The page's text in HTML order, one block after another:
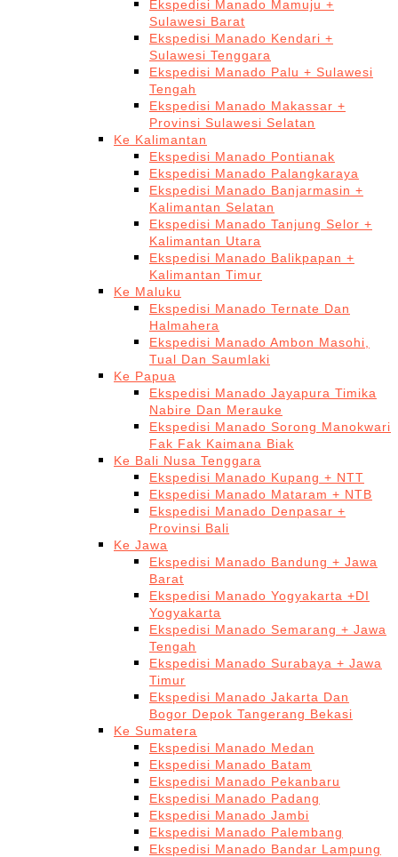
Ekspedisi Manado Mamuju +
Sulawesi Barat
Ekspedisi Manado Kendari +
Sulawesi Tenggara
Ekspedisi Manado Palu + Sulawesi
Tengah
Ekspedisi Manado Makassar +
Provinsi Sulawesi Selatan
Ke Kalimantan
Ekspedisi Manado Pontianak
Ekspedisi Manado Palangkaraya
Ekspedisi Manado Banjarmasin +
Kalimantan Selatan
Ekspedisi Manado Tanjung Selor +
Kalimantan Utara
Ekspedisi Manado Balikpapan +
Kalimantan Timur
Ke Maluku
Ekspedisi Manado Ternate Dan
Halmahera
Ekspedisi Manado Ambon Masohi,
Tual Dan Saumlaki
Ke Papua
Ekspedisi Manado Jayapura Timika
Nabire Dan Merauke
Ekspedisi Manado Sorong Manokwari
Fak Fak Kaimana Biak
Ke Bali Nusa Tenggara
Ekspedisi Manado Kupang + NTT
Ekspedisi Manado Mataram + NTB
Ekspedisi Manado Denpasar +
Provinsi Bali
Ke Jawa
Ekspedisi Manado Bandung + Jawa
Barat
Ekspedisi Manado Yogyakarta +DI
Yogyakarta
Ekspedisi Manado Semarang + Jawa
Tengah
Ekspedisi Manado Surabaya + Jawa
Timur
Ekspedisi Manado Jakarta Dan
Bogor Depok Tangerang Bekasi
Ke Sumatera
Ekspedisi Manado Medan
Ekspedisi Manado Batam
Ekspedisi Manado Pekanbaru
Ekspedisi Manado Padang
Ekspedisi Manado Jambi
Ekspedisi Manado Palembang
Ekspedisi Manado Bandar Lampung